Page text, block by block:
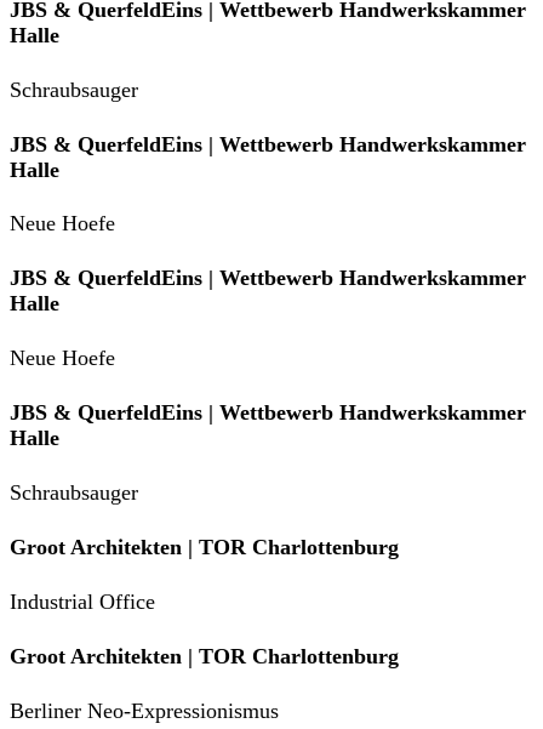
JBS & QuerfeldEins | Wettbewerb Handwerkskammer
Halle
Schraubsauger
JBS & QuerfeldEins | Wettbewerb Handwerkskammer
Halle
Neue Hoefe
JBS & QuerfeldEins | Wettbewerb Handwerkskammer
Halle
Neue Hoefe
JBS & QuerfeldEins | Wettbewerb Handwerkskammer
Halle
Schraubsauger
Groot Architekten | TOR Charlottenburg
Industrial Office
Groot Architekten | TOR Charlottenburg
Berliner Neo-Expressionismus